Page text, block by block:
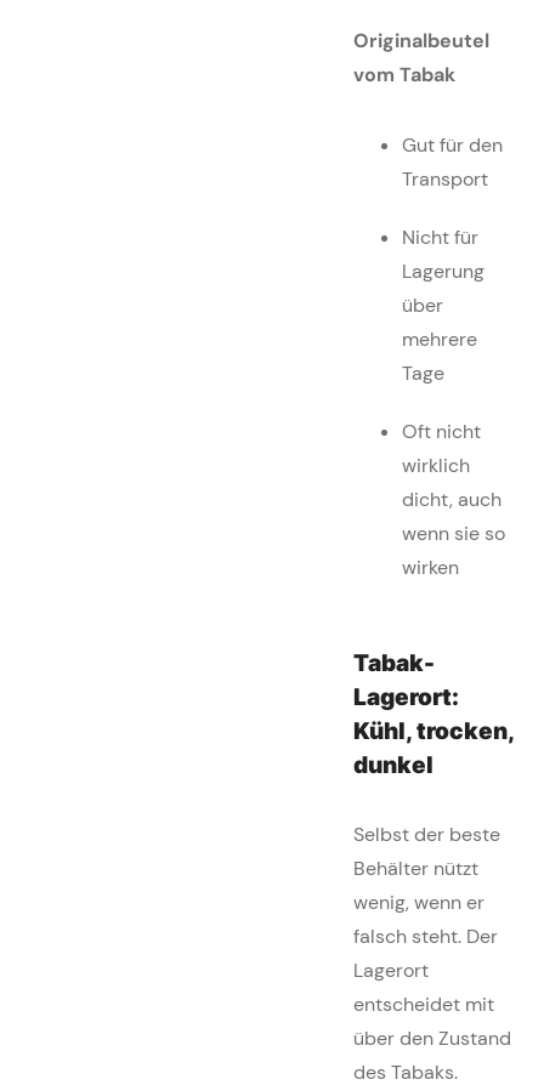
Originalbeutel
vom Tabak
Gut für den
Transport
Nicht für
Lagerung
über
mehrere
Tage
Oft nicht
wirklich
dicht, auch
wenn sie so
wirken
Tabak-
Lagerort:
Kühl, trocken,
dunkel
Selbst der beste
Behälter nützt
wenig, wenn er
falsch steht. Der
Lagerort
entscheidet mit
über den Zustand
des Tabaks.